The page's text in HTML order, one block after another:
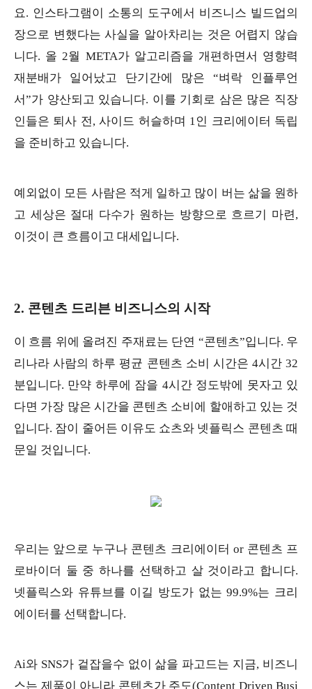
요. 인스타그램이 소통의 도구에서 비즈니스 빌드업의
장으로 변했다는 사실을 알아차리는 것은 어렵지 않습
니다. 올 2월 META가 알고리즘을 개편하면서 영향력
재분배가 일어났고 단기간에 많은 “벼락 인플루언
서”가 양산되고 있습니다. 이를 기회로 삼은 많은 직장
인들은 퇴사 전, 사이드 허슬하며 1인 크리에이터 독립
을 준비하고 있습니다.
예외없이 모든 사람은 적게 일하고 많이 버는 삶을 원하
고 세상은 절대 다수가 원하는 방향으로 흐르기 마련,
이것이 큰 흐름이고 대세입니다.
2. 콘텐츠 드리븐 비즈니스의 시작
이 흐름 위에 올려진 주재료는 단연 “콘텐츠”입니다. 우
리나라 사람의 하루 평균 콘텐츠 소비 시간은 4시간 32
분입니다. 만약 하루에 잠을 4시간 정도밖에 못자고 있
다면 가장 많은 시간을 콘텐츠 소비에 할애하고 있는 것
입니다. 잠이 줄어든 이유도 쇼츠와 넷플릭스 콘텐츠 때
문일 것입니다.
우리는 앞으로 누구나 콘텐츠 크리에이터 or 콘텐츠 프
로바이더 둘 중 하나를 선택하고 살 것이라고 합니다.
넷플릭스와 유튜브를 이길 방도가 없는 99.9%는 크리
에이터를 선택합니다.
Ai와 SNS가 겉잡을수 없이 삶을 파고드는 지금, 비즈니
스는 제품이 아니라 콘텐츠가 주도(Content Driven Busi